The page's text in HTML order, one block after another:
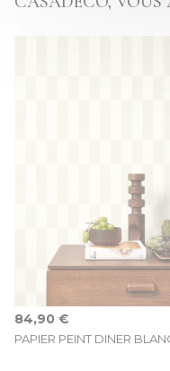
PAPIER PEINT DINER
84,90 €